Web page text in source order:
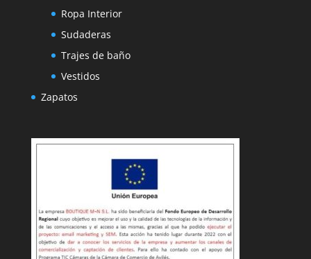
Ropa Interior
Sudaderas
Trajes de baño
Vestidos
Zapatos